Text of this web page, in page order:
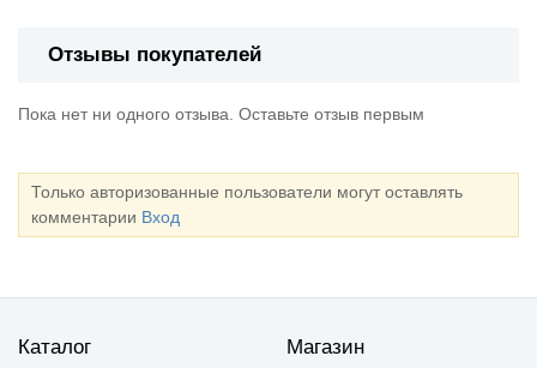
Отзывы покупателей
Пока нет ни одного отзыва. Оставьте отзыв первым
Только авторизованные пользователи могут оставлять
комментарии Вход
Каталог Магазин